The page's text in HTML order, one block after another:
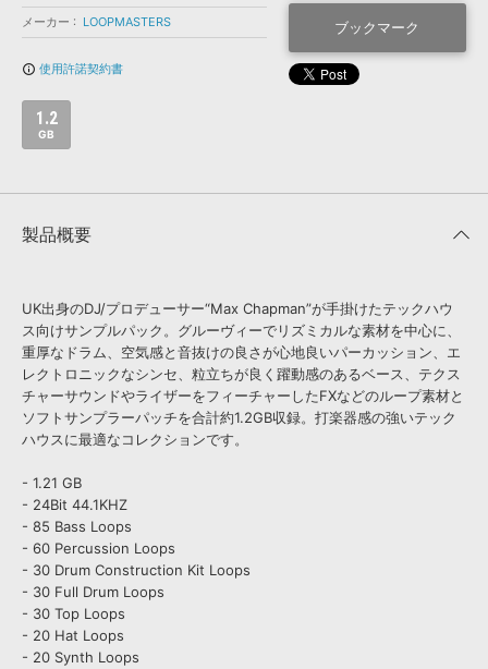
APS
SLS
メーカー
LOOPMASTERS
info_outline 使用許諾契約書
1.2
GB
ブックマーク
製品概要
UK出身のDJ/プロデューサー“Max Chapman”が手掛けたテックハウ
ス向けサンプルパック。グルーヴィーでリズミカルな素材を中心に、
重厚なドラム、空気感と音抜けの良さが心地良いパーカッション、エ
レクトロニックなシンセ、粒立ちが良く躍動感のあるベース、テクス
チャーサウンドやライザーをフィーチャーしたFXなどのループ素材と
ソフトサンプラーパッチを合計約1.2GB収録。打楽器感の強いテック
ハウスに最適なコレクションです。
- 1.21 GB
- 24Bit 44.1KHZ
- 85 Bass Loops
- 60 Percussion Loops
- 30 Drum Construction Kit Loops
- 30 Full Drum Loops
- 30 Top Loops
- 20 Hat Loops
- 20 Synth Loops